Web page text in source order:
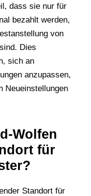
dass sie nur für
bezahlt werden,
von
Dies
sich an
anzupassen,
Neueinstellungen
Wolfen
für
Standort für